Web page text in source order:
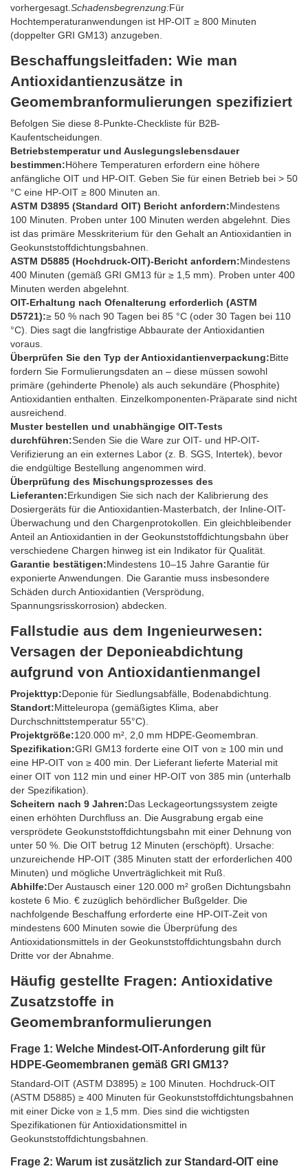
vorhergesagt. Schadensbegrenzung:Für
Hochtemperaturanwendungen ist HP-OIT ≥ 800 Minuten
(doppelter GRI GM13) anzugeben.
Beschaffungsleitfaden: Wie man
Antioxidantienzusätze in
Geomembranformulierungen spezifiziert
Befolgen Sie diese 8-Punkte-Checkliste für B2B-
Kaufentscheidungen.
Betriebstemperatur und Auslegungslebensdauer
bestimmen:Höhere Temperaturen erfordern eine höhere
anfängliche OIT und HP-OIT. Geben Sie für einen Betrieb bei > 50
°C eine HP-OIT ≥ 800 Minuten an.
ASTM D3895 (Standard OIT) Bericht anfordern:Mindestens
100 Minuten. Proben unter 100 Minuten werden abgelehnt. Dies
ist das primäre Messkriterium für den Gehalt an Antioxidantien in
Geokunststoffdichtungsbahnen.
ASTM D5885 (Hochdruck-OIT)-Bericht anfordern:Mindestens
400 Minuten (gemäß GRI GM13 für ≥ 1,5 mm). Proben unter 400
Minuten werden abgelehnt.
OIT-Erhaltung nach Ofenalterung erforderlich (ASTM
D5721):≥ 50 % nach 90 Tagen bei 85 °C (oder 30 Tagen bei 110
°C). Dies sagt die langfristige Abbaurate der Antioxidantien
voraus.
Überprüfen Sie den Typ der Antioxidantienverpackung:Bitte
fordern Sie Formulierungsdaten an – diese müssen sowohl
primäre (gehinderte Phenole) als auch sekundäre (Phosphite)
Antioxidantien enthalten. Einzelkomponenten-Präparate sind nicht
ausreichend.
Muster bestellen und unabhängige OIT-Tests
durchführen:Senden Sie die Ware zur OIT- und HP-OIT-
Verifizierung an ein externes Labor (z. B. SGS, Intertek), bevor
die endgültige Bestellung angenommen wird.
Überprüfung des Mischungsprozesses des
Lieferanten:Erkundigen Sie sich nach der Kalibrierung des
Dosiergeräts für die Antioxidantien-Masterbatch, der Inline-OIT-
Überwachung und den Chargenprotokollen. Ein gleichbleibender
Anteil an Antioxidantien in der Geokunststoffdichtungsbahn über
verschiedene Chargen hinweg ist ein Indikator für Qualität.
Garantie bestätigen:Mindestens 10–15 Jahre Garantie für
exponierte Anwendungen. Die Garantie muss insbesondere
Schäden durch Antioxidantien (Versprödung,
Spannungsrisskorrosion) abdecken.
Fallstudie aus dem Ingenieurwesen:
Versagen der Deponieabdichtung
aufgrund von Antioxidantienmangel
Projekttyp:Deponie für Siedlungsabfälle, Bodenabdichtung.
Standort:Mitteleuropa (gemäßigtes Klima, aber
Durchschnittstemperatur 55°C).
Projektgröße:120.000 m², 2,0 mm HDPE-Geomembran.
Spezifikation:GRI GM13 forderte eine OIT von ≥ 100 min und
eine HP-OIT von ≥ 400 min. Der Lieferant lieferte Material mit
einer OIT von 112 min und einer HP-OIT von 385 min (unterhalb
der Spezifikation).
Scheitern nach 9 Jahren:Das Leckageortungssystem zeigte
einen erhöhten Durchfluss an. Die Ausgrabung ergab eine
versprödete Geokunststoffdichtungsbahn mit einer Dehnung von
unter 50 %. Die OIT betrug 12 Minuten (erschöpft). Ursache:
unzureichende HP-OIT (385 Minuten statt der erforderlichen 400
Minuten) und mögliche Unverträglichkeit mit Ruß.
Abhilfe:Der Austausch einer 120.000 m² großen Dichtungsbahn
kostete 6 Mio. € zuzüglich behördlicher Bußgelder. Die
nachfolgende Beschaffung erforderte eine HP-OIT-Zeit von
mindestens 600 Minuten sowie die Überprüfung des
Antioxidationsmittels in der Geokunststoffdichtungsbahn durch
Dritte vor der Abnahme.
Häufig gestellte Fragen: Antioxidative
Zusatzstoffe in
Geomembranformulierungen
Frage 1: Welche Mindest-OIT-Anforderung gilt für
HDPE-Geomembranen gemäß GRI GM13?
Standard-OIT (ASTM D3895) ≥ ​​100 Minuten. Hochdruck-OIT
(ASTM D5885) ≥ 400 Minuten für Geokunststoffdichtungsbahnen
mit einer Dicke von ≥ 1,5 mm. Dies sind die wichtigsten
Spezifikationen für Antioxidationsmittel in
Geokunststoffdichtungsbahnen.
Frage 2: Warum ist zusätzlich zur Standard-OIT eine